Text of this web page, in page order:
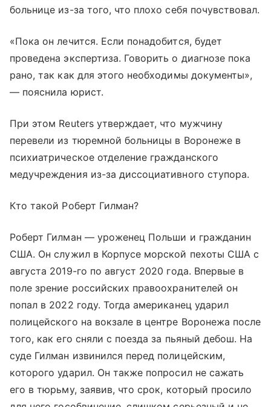
больнице из-за того, что плохо себя почувствовал.
«Пока он лечится. Если понадобится, будет
проведена экспертиза. Говорить о диагнозе пока
рано, так как для этого необходимы документы»,
— пояснила юрист.
При этом Reuters утверждает, что мужчину
перевели из тюремной больницы в Воронеже в
психиатрическое отделение гражданского
медучреждения из-за диссоциативного ступора.
Кто такой Роберт Гилман?
Роберт Гилман — уроженец Польши и гражданин
США. Он служил в Корпусе морской пехоты США с
августа 2019-го по август 2020 года. Впервые в
поле зрение российских правоохранителей он
попал в 2022 году. Тогда американец ударил
полицейского на вокзале в центре Воронежа после
того, как его сняли с поезда за пьяный дебош. На
суде Гилман извинился перед полицейским,
которого ударил. Он также попросил не сажать
его в тюрьму, заявив, что срок, который просило